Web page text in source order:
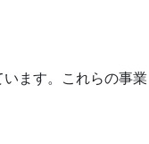
ます。これらの事業